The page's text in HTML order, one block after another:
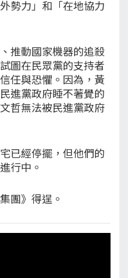
勢力」和「在地協力
推動國家機器的追殺
圖在民眾黨的支持者
任與恐懼。因為，黃
進黨政府睡不著覺的
哲無法被民進黨政府
已經停擺，但他們的
行中。
團》得逞。